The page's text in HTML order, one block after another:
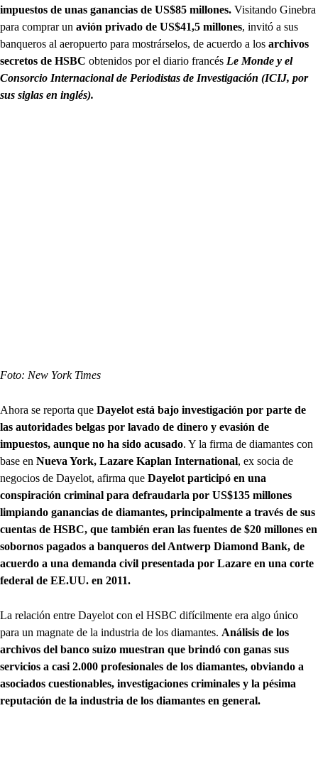
impuestos de unas ganancias de US$85 millones. Visitando Ginebra
para comprar un avión privado de US$41,5 millones, invitó a sus
banqueros al aeropuerto para mostrárselos, de acuerdo a los archivos
secretos de HSBC obtenidos por el diario francés Le Monde y el
Consorcio Internacional de Periodistas de Investigación (ICIJ, por
sus siglas en inglés).
Foto: New York Times
Ahora se reporta que Dayelot está bajo investigación por parte de
las autoridades belgas por lavado de dinero y evasión de
impuestos, aunque no ha sido acusado. Y la firma de diamantes con
base en Nueva York, Lazare Kaplan International, ex socia de
negocios de Dayelot, afirma que Dayelot participó en una
conspiración criminal para defraudarla por US$135 millones
limpiando ganancias de diamantes, principalmente a través de sus
cuentas de HSBC, que también eran las fuentes de $20 millones en
sobornos pagados a banqueros del Antwerp Diamond Bank, de
acuerdo a una demanda civil presentada por Lazare en una corte
federal de EE.UU. en 2011.
La relación entre Dayelot con el HSBC difícilmente era algo único
para un magnate de la industria de los diamantes. Análisis de los
archivos del banco suizo muestran que brindó con ganas sus
servicios a casi 2.000 profesionales de los diamantes, obviando a
asociados cuestionables, investigaciones criminales y la pésima
reputación de la industria de los diamantes en general.